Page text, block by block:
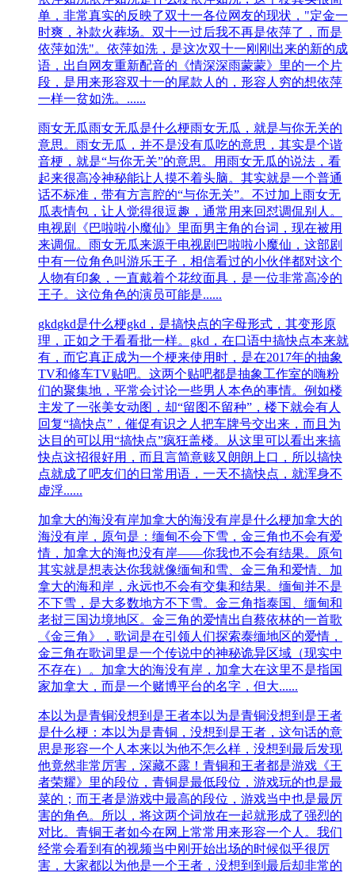
单，非常真实的反映了双十一各位网友的现状，"定金一
时爽，补款火葬场。双十一过后我不再是依萍了，而是
依萍如洗"。依萍如洗，是这次双十一刚刚出来的新的成
语，出自网友重新配音的《情深深雨蒙蒙》里的一个片
段，是用来形容双十一的尾款人的，形容人穷的想依萍
一样一贫如洗。......
雨女无瓜雨女无瓜是什么梗雨女无瓜，就是与你无关的
意思。雨女无瓜，并不是没有瓜吃的意思，其实是个谐
音梗，就是“与你无关”的意思。用雨女无瓜的说法，看
起来很高冷神秘能让人摸不着头脑。其实就是一个普通
话不标准，带有方言腔的“与你无关”。不过加上雨女无
瓜表情包，让人觉得很逗趣，通常用来回怼调侃别人。
电视剧《巴啦啦小魔仙》里面男主角的台词，现在被用
来调侃。雨女无瓜来源于电视剧巴啦啦小魔仙，这部剧
中有一位角色叫游乐王子，相信看过的小伙伴都对这个
人物有印象，一直戴着个花纹面具，是一位非常高冷的
王子。这位角色的演员可能是......
gkdgkd是什么梗gkd，是搞快点的字母形式，其变形原
理，正如之于看看批一样。gkd，在口语中搞快点本来就
有，而它真正成为一个梗来使用时，是在2017年的抽象
TV和修车TV贴吧。这两个贴吧都是抽象工作室的嗨粉
们的聚集地，平常会讨论一些男人本色的事情。例如楼
主发了一张美女动图，却“留图不留种”，楼下就会有人
回复“搞快点”，催促有识之人把车牌号交出来，而且为
达目的可以用“搞快点”疯狂盖楼。从这里可以看出来搞
快点这招很好用，而且言简意赅又朗朗上口，所以搞快
点就成了吧友们的日常用语，一天不搞快点，就浑身不
虚浮......
加拿大的海没有岸加拿大的海没有岸是什么梗加拿大的
海没有岸，原句是：缅甸不会下雪，金三角也不会有爱
情，加拿大的海也没有岸——你我也不会有结果。原句
其实就是想表达你我就像缅甸和雪、金三角和爱情、加
拿大的海和岸，永远也不会有交集和结果。缅甸并不是
不下雪，是大多数地方不下雪。金三角指泰国、缅甸和
老挝三国边境地区。金三角的爱情出自蔡依林的一首歌
《金三角》，歌词是在引领人们探索泰缅地区的爱情，
金三角在歌词里是一个传说中的神秘诡异区域（现实中
不存在）。加拿大的海没有岸，加拿大在这里不是指国
家加拿大，而是一个赌博平台的名字，但大......
本以为是青铜没想到是王者本以为是青铜没想到是王者
是什么梗：本以为是青铜，没想到是王者，这句话的意
思是形容一个人本来以为他不怎么样，没想到最后发现
他竟然非常厉害，深藏不露！青铜和王者都是游戏《王
者荣耀》里的段位，青铜是最低段位，游戏玩的也是最
菜的；而王者是游戏中最高的段位，游戏当中也是最厉
害的角色。所以，将这两个词放在一起就形成了强烈的
对比。青铜王者如今在网上常常用来形容一个人。我们
经常会看到有的视频当中刚开始出场的时候似乎很厉
害，大家都以为他是一个王者，没想到到最后却非常的